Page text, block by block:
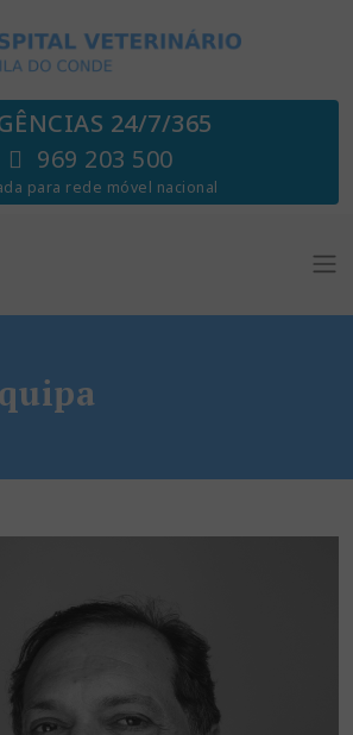
24/7/365
969 203 500
para rede móvel nacional